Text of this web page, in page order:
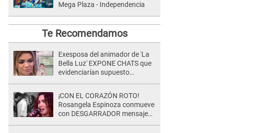
Mega Plaza - Independencia
Te Recomendamos
Exesposa del animador de 'La
Bella Luz' EXPONE CHATS que
evidenciarían supuesto
Saldaña, pese a tener pareja
¡CON EL CORAZÓN ROTO!
Rosangela Espinoza conmueve
con DESGARRADOR mensaje